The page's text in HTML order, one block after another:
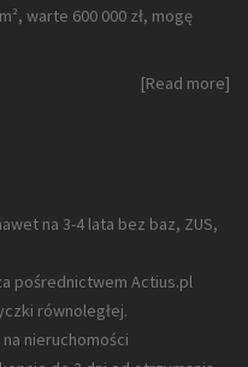
warte 600 000 zł, mogę
[Read more]
na 3-4 lata bez baz, ZUS,
pośrednictwem Actius.pl
równoległej.
nieruchomości